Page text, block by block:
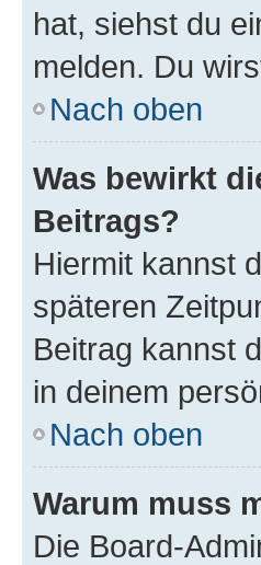
hat, siehst du
melden. Du
Nach oben
Was bewirkt
Beitrags?
Hiermit kannst
späteren
Beitrag kannst
in deinem
Nach oben
Warum muss
Die Board-